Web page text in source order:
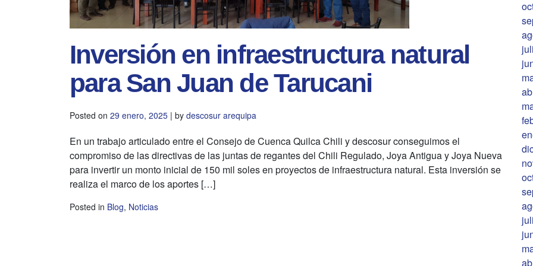
Inversión en infraestructura natural
para San Juan de Tarucani
Posted on 29 enero, 2025 | by descosur arequipa
En un trabajo articulado entre el Consejo de Cuenca Quilca Chili y descosur conseguimos el
compromiso de las directivas de las juntas de regantes del Chili Regulado, Joya Antigua y Joya Nueva
para invertir un monto inicial de 150 mil soles en proyectos de infraestructura natural. Esta inversión se
realiza el marco de los aportes […]
Posted in Blog, Noticias